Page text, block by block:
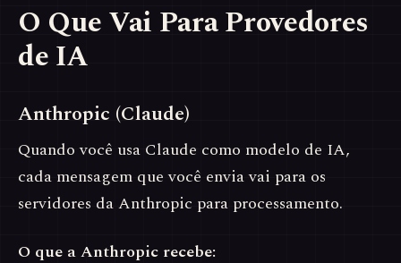
O Que Vai Para Provedores
de IA
Anthropic (Claude)
Quando você usa Claude como modelo de IA,
cada mensagem que você envia vai para os
servidores da Anthropic para processamento.
O que a Anthropic recebe: